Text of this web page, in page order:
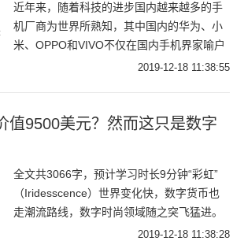
近年来，随着科技的进步国内越来越多的手
机厂商为世界所熟知，其中国内的华为、小
米、OPPO和VIVO不仅在国内手机界家喻户
晓而且走出了国门走向了世界。尤其是华为
2019-12-18 11:38:55
值9500美元？然而这只是数字
全文共3066字，预计学习时长9分钟“彩虹”
（Iridesscence）世界变化快，数字货币也
走潮流路线，数字时尚领域随之突飞猛进。
不久以前还是AR面部滤镜、人工智能虚拟网
2019-12-18 11:38:28